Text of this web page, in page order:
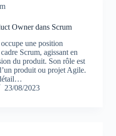
Owner dans Scrum
une position
Scrum, agissant en
du produit. Son rôle est
produit ou projet Agile.
23/08/2023